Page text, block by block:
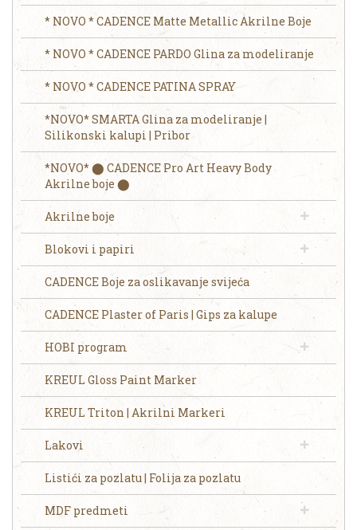
* NOVO * CADENCE Matte Metallic Akrilne Boje
* NOVO * CADENCE PARDO Glina za modeliranje
* NOVO * CADENCE PATINA SPRAY
*NOVO* SMARTA Glina za modeliranje |
Silikonski kalupi | Pribor
*NOVO* ⬤ CADENCE Pro Art Heavy Body
Akrilne boje ⬤
Akrilne boje
Blokovi i papiri
CADENCE Boje za oslikavanje svijeća
CADENCE Plaster of Paris | Gips za kalupe
HOBI program
KREUL Gloss Paint Marker
KREUL Triton | Akrilni Markeri
Lakovi
Listići za pozlatu | Folija za pozlatu
MDF predmeti